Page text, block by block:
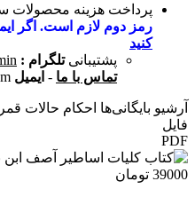
پرداخت هزینه محصولات
رمز دوم لازم است. اگر
کنید
پشتیبانی تلگرام :
تماس با ما - ایمیل
آرشیو بایگانی‌ها احکام حالات
فایل
PDF
39000 تومان